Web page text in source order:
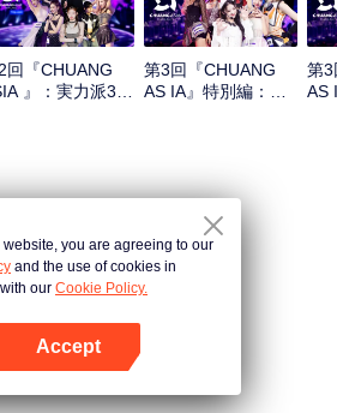
回『CHUANG
』：実力派3人
第3回『CHUANG
AS IA』特別編：第
第3
AS
website, you are agreeing to our
and the use of cookies in
our Cookie Policy.
Accept